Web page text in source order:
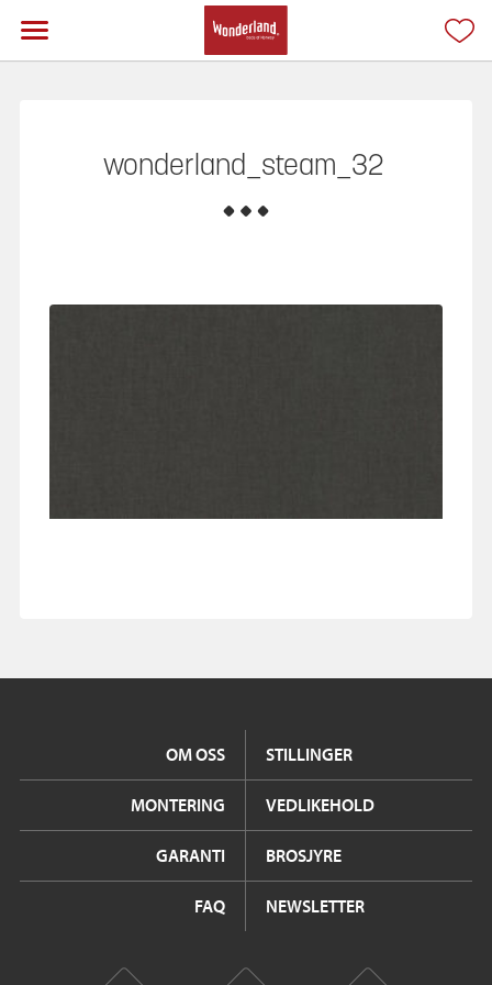
wonderland_steam_32
OM OSS STILLINGER
MONTERING VEDLIKEHOLD
GARANTI BROSJYRE
FAQ NEWSLETTER